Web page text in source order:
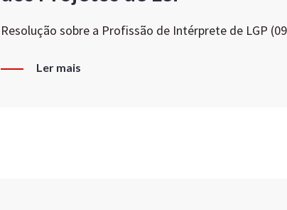
Resolução sobre a Profissão de Intérprete de LGP
Ler mais